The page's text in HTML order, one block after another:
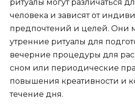
ритуалы могут различаться
человека и зависят от
предпочтений и целей. Они
утренние ритуалы для
вечерние процедуры для
сном или периодические
повышения креативности и
течение дня.